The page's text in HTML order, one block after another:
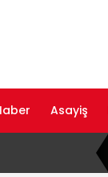
Asayiş